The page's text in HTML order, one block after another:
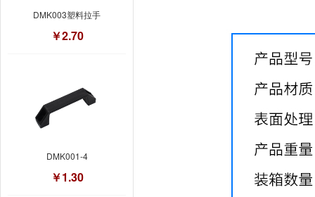
DMK003塑料拉手
￥2.70
DMK001-4
￥1.30